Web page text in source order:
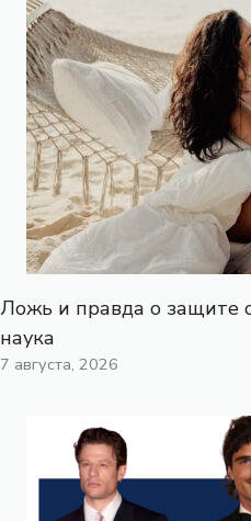
Ложь и правда о защите
наука
7 августа, 2026